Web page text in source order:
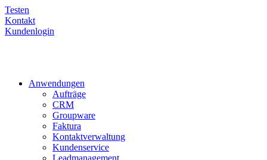
Testen
Kontakt
Kundenlogin
Anwendungen
Aufträge
CRM
Groupware
Faktura
Kontaktverwaltung
Kundenservice
Leadmanagement